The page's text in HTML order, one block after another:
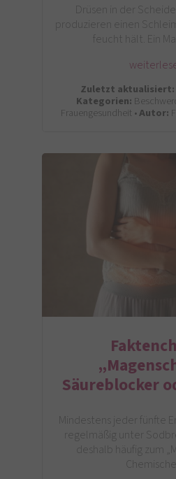
Drüsen in der
produzieren einen
feucht hält. Ein
Zuletzt aktualisiert:
Kategorien:
Frauengesundheit •Autor:
Säureblocker
Mindestens jeder fünfte
regelmäßig unter
deshalb häufig zum